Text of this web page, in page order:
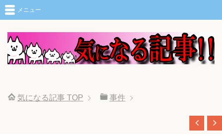
メニュー
気になる記事 TOP 事件